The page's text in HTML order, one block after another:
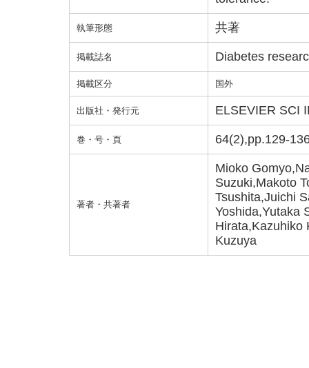
執筆形態 共著
掲載誌名 Diabetes
掲載区分 国外
出版社・発行元 ELSEVIER SCI
巻・号・頁 64(2),pp.129-
著者・共著者
Mioko
Suzuki,Makoto
Tsushita,Juichi
Yoshida,Yutaka
Hirata,Kazuhiko
Kuzuya